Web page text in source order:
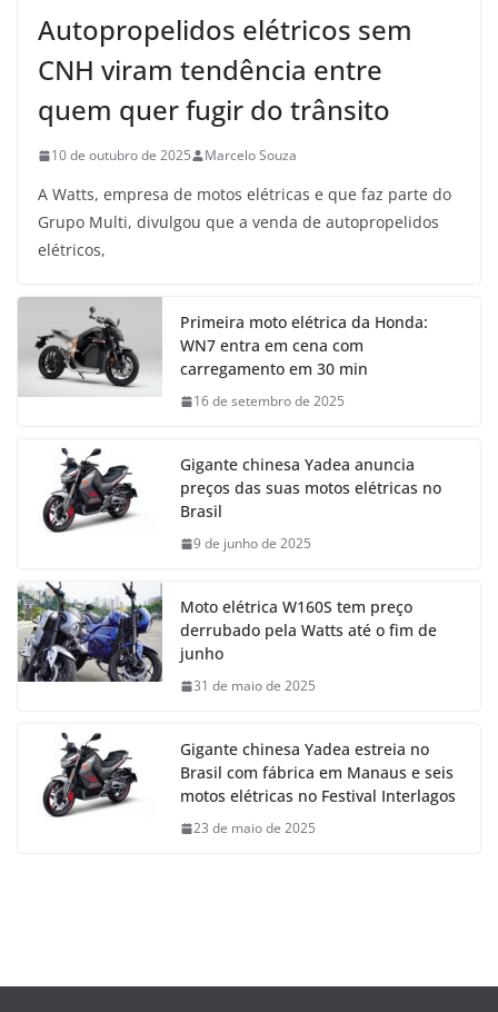
Autopropelidos elétricos sem
CNH viram tendência entre
quem quer fugir do trânsito
10 de outubro de 2025 Marcelo Souza
A Watts, empresa de motos elétricas e que faz parte do
Grupo Multi, divulgou que a venda de autopropelidos
elétricos,
Primeira moto elétrica da Honda:
WN7 entra em cena com
carregamento em 30 min
16 de setembro de 2025
Gigante chinesa Yadea anuncia
preços das suas motos elétricas no
Brasil
9 de junho de 2025
Moto elétrica W160S tem preço
derrubado pela Watts até o fim de
junho
31 de maio de 2025
Gigante chinesa Yadea estreia no
Brasil com fábrica em Manaus e seis
motos elétricas no Festival Interlagos
23 de maio de 2025